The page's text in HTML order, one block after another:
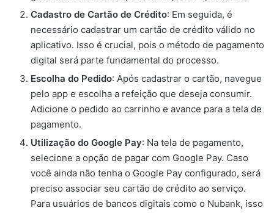
Cadastro de Cartão de Crédito: Em seguida, é
necessário cadastrar um cartão de crédito válido no
aplicativo. Isso é crucial, pois o método de pagamento
digital será parte fundamental do processo.
Escolha do Pedido: Após cadastrar o cartão, navegue
pelo app e escolha a refeição que deseja consumir.
Adicione o pedido ao carrinho e avance para a tela de
pagamento.
Utilização do Google Pay: Na tela de pagamento,
selecione a opção de pagar com Google Pay. Caso
você ainda não tenha o Google Pay configurado, será
preciso associar seu cartão de crédito ao serviço.
Para usuários de bancos digitais como o Nubank, isso